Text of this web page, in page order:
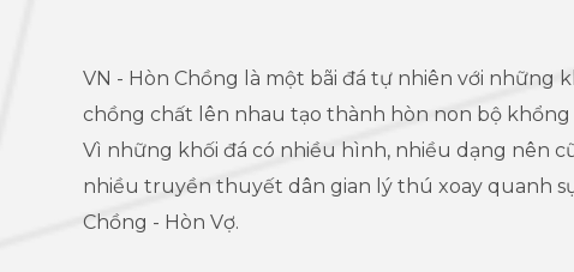
VN - Hòn Chồng là một bãi đá tự nhiên với những
chồng chất lên nhau tạo thành hòn non bộ
Vì những khối đá có nhiều hình, nhiều dạng nên
nhiều truyền thuyết dân gian lý thú xoay quanh
Chồng - Hòn Vợ.